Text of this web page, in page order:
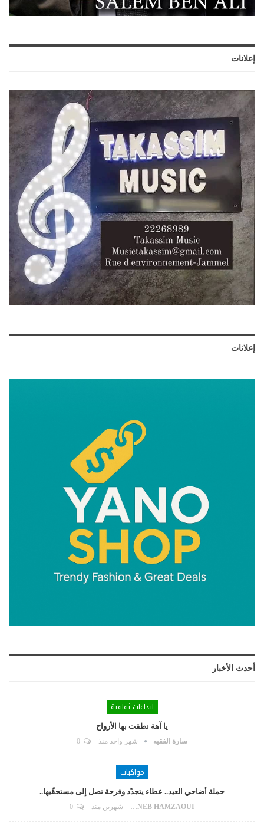
إعلانات
إعلانات
أحدث الأخبار
ابداعات ثقافية
يا آهة نطقت بها الأرواح
سارة الفقيه شهر واحد منذ
مواكبات
حملة أضاحي العيد.. عطاء يتجدّد وفرحة تصل إلى مستحقّيها..
ZAYNEB HAMZAOUI شهرين منذ